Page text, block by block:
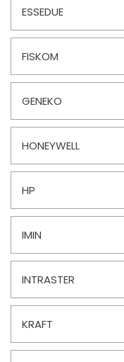
ESSEDUE
FISKOM
GENEKO
HONEYWELL
HP
IMIN
INTRASTER
KRAFT